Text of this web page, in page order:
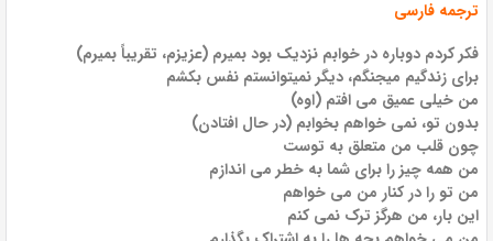
ترجمه فارسی
فکر کردم دوباره در خوابم نزدیک بود بمیرم (عزیزم، تقریباً بمیرم)
برای زندگیم میجنگم، دیگر نمیتوانستم نفس بکشم
من خیلی عمیق می افتم (اوه)
بدون تو، نمی خواهم بخوابم (در حال افتادن)
چون قلب من متعلق به توست
من همه چیز را برای شما به خطر می اندازم
من تو را در کنار من می خواهم
این بار، من هرگز ترک نمی کنم